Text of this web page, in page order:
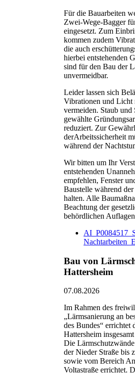
Für die Bauarbeiten
Zwei-Wege-Bagger
eingesetzt. Zum
kommen zudem
die auch
hierbei entstehenden
sind für den Bau der
unvermeidbar.
Leider lassen sich
Vibrationen und Licht
vermeiden. Staub
gewählte
reduziert. Zur
derArbeitssicherheit
während der
Wir bitten um Ihr
entstehenden
empfehlen, Fenster
Baustelle während
halten. Alle
Beachtung der
behördlichen
Bau von
Hattersheim
07.08.2026
Im Rahmen des
„Lärmsanierung an
des Bundes“ errichtet
Hattersheim
Die
der Nieder Straße bis
sowie vom Bereich
Voltastraße errichtet.